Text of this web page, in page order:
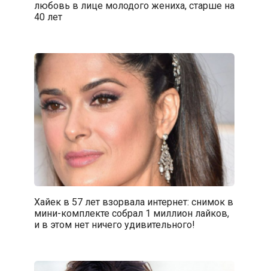
любовь в лице молодого жениха, старше на
40 лет
Хайек в 57 лет взорвала интернет: снимок в
мини-комплекте собрал 1 миллион лайков,
и в этом нет ничего удивительного!